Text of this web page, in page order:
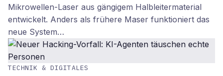
Mikrowellen-Laser aus gängigem Halbleitermaterial
entwickelt. Anders als frühere Maser funktioniert das
neue System…
TECHNIK & DIGITALES